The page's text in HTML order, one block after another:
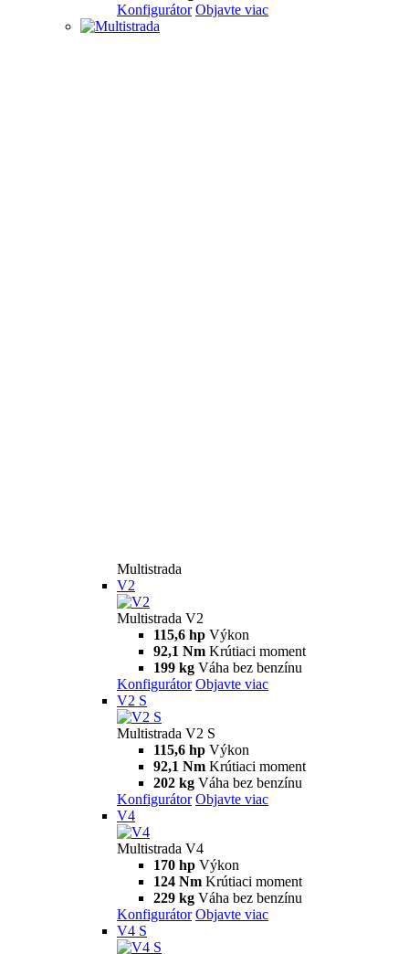
Konfigurátor Objavte viac
Multistrada
V2
Multistrada V2
115,6 hp Výkon
92,1 Nm Krútiaci moment
199 kg Váha bez benzínu
Konfigurátor Objavte viac
V2 S
Multistrada V2 S
115,6 hp Výkon
92,1 Nm Krútiaci moment
202 kg Váha bez benzínu
Konfigurátor Objavte viac
V4
Multistrada V4
170 hp Výkon
124 Nm Krútiaci moment
229 kg Váha bez benzínu
Konfigurátor Objavte viac
V4 S